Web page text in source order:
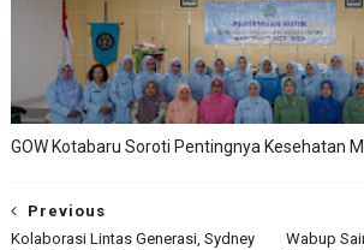
GOW Kotabaru Soroti Pentingnya Kesehatan
Wabup
Previous
Kolaborasi Lintas Generasi, Sydney